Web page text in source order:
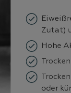
Zutat)
Hohe
oder